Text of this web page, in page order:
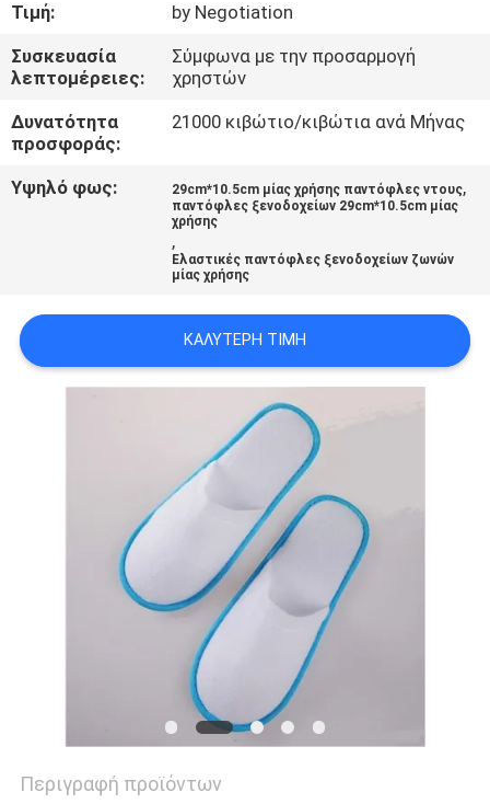
ΈΛΕΓΧΟΣ
ΕΛΆΤΕ
ΣΕ
ΕΠΑΦΉ
ΖΗΤΉΣΤΕ
ΈΝΑ
ΑΠΌΣΠΑΣΜΑ
PRIVACY
Τιμή:
by Negotiation
Συσκευασία
λεπτομέρειες:
Σύμφωνα με την προσαρμογή
χρηστών
Δυνατότητα
προσφοράς:
21000 κιβώτιο/κιβώτια ανά Μήνας
Υψηλό φως: 29cm*10.5cm μίας χρήσης παντόφλες ντους,
παντόφλες ξενοδοχείων 29cm*10.5cm μίας
χρήσης
,
Ελαστικές παντόφλες ξενοδοχείων ζωνών
μίας χρήσης
ΚΑΛΎΤΕΡΗ ΤΙΜΉ
Περιγραφή προϊόντων